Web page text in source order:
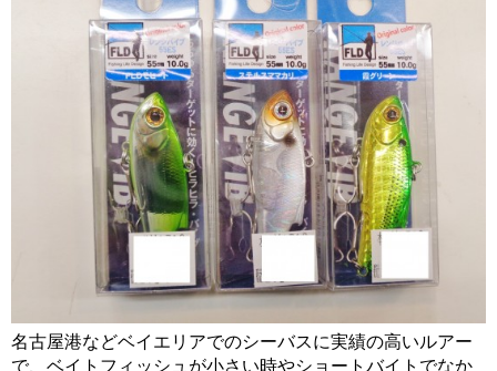
名古屋港などベイエリアでのシーバスに実績の高いルアー
で、ベイトフィッシュが小さい時やショートバイトでなか